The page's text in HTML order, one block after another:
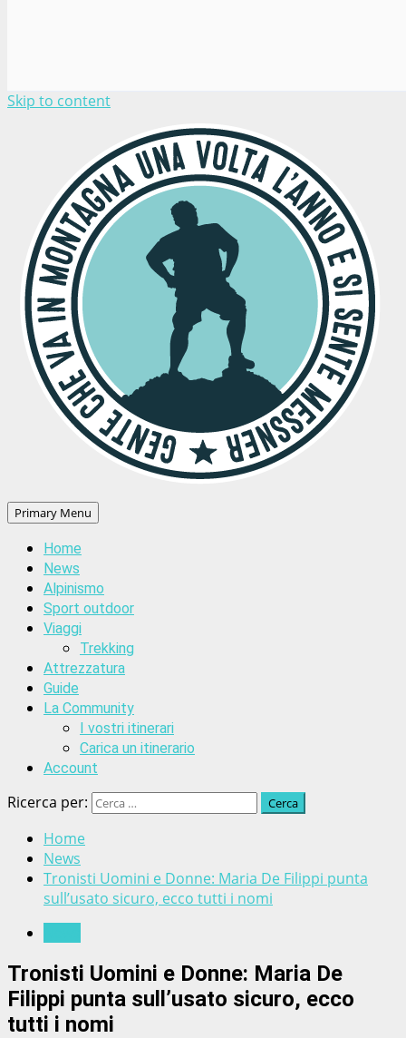
Skip to content
Primary Menu
Home
News
Alpinismo
Sport outdoor
Viaggi
Trekking
Attrezzatura
Guide
La Community
I vostri itinerari
Carica un itinerario
Account
Ricerca per:
Home
News
Tronisti Uomini e Donne: Maria De Filippi punta
sull’usato sicuro, ecco tutti i nomi
Tronisti Uomini e Donne: Maria De
Filippi punta sull’usato sicuro, ecco
tutti i nomi